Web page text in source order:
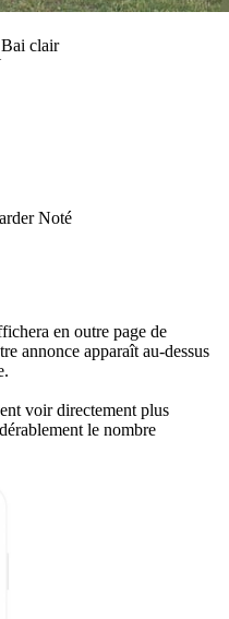
clair
Noté
en outre page de
annonce apparaît au-dessus
voir directement plus
le nombre